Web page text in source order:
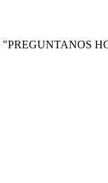
"PREGUNTANOS